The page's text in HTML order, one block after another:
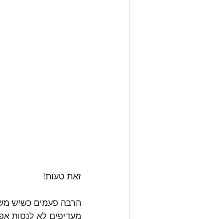
זאת טעות!
מעדיפים לא לנסות